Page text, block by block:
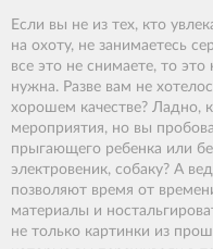
Если вы не из тех, кто
на охоту, не занимаетесь
все это не снимаете, то это
нужна. Разве вам не
хорошем качестве? Ладно,
мероприятия, но вы
прыгающего ребенка или
электровеник, собаку? А
позволяют время от
материалы и
не только картинки из